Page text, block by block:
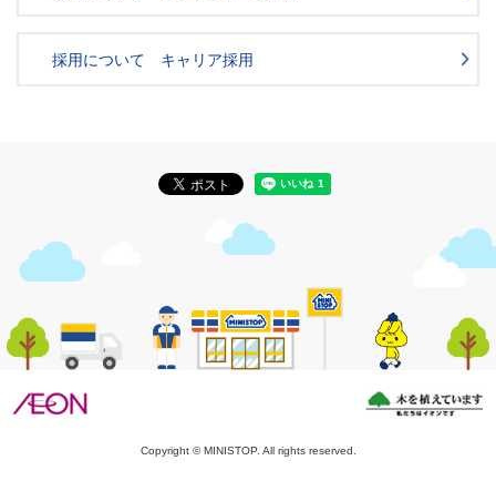
採用について キャリア採用
Copyright © MINISTOP. All rights reserved.